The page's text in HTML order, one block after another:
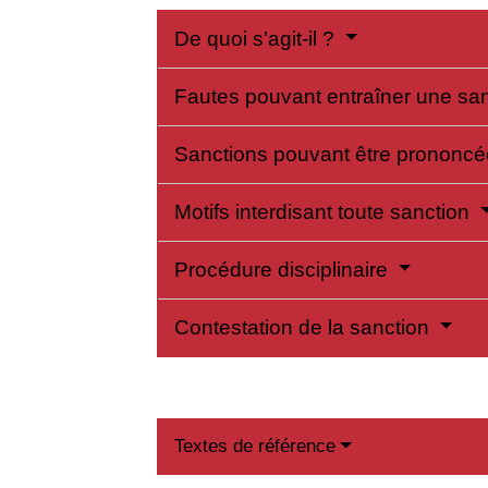
De quoi s'agit-il ?
Fautes pouvant entraîner une
Sanctions pouvant être
Motifs interdisant toute sanction
Procédure disciplinaire
Contestation de la sanction
Textes de référence